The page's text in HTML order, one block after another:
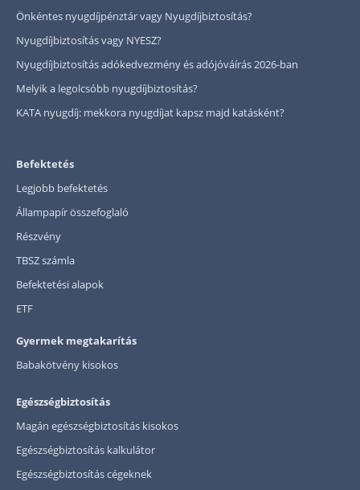
Önkéntes nyugdíjpénztár vagy Nyugdíjbiztosítás?
Nyugdíjbiztosítás vagy NYESZ?
Nyugdíjbiztosítás adókedvezmény és adójóváírás 2026-ban
Melyik a legolcsóbb nyugdíjbiztosítás?
KATA nyugdíj: mekkora nyugdíjat kapsz majd katásként?
Befektetés
Legjobb befektetés
Állampapír összefoglaló
Részvény
TBSZ számla
Befektetési alapok
ETF
Gyermek megtakarítás
Babakötvény kisokos
Egészségbiztosítás
Magán egészségbiztosítás kisokos
Egészségbiztosítás kalkulátor
Egészségbiztosítás cégeknek